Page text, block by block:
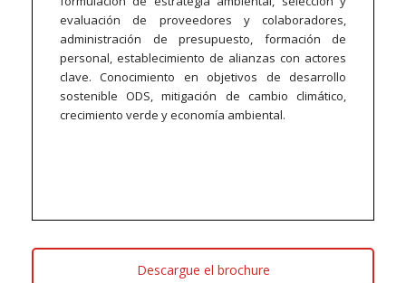
evaluación de proveedores y colaboradores,
administración de presupuesto, formación de
personal, establecimiento de alianzas con actores
clave. Conocimiento en objetivos de desarrollo
sostenible ODS, mitigación de cambio climático,
crecimiento verde y economía ambiental.
Descargue el brochure